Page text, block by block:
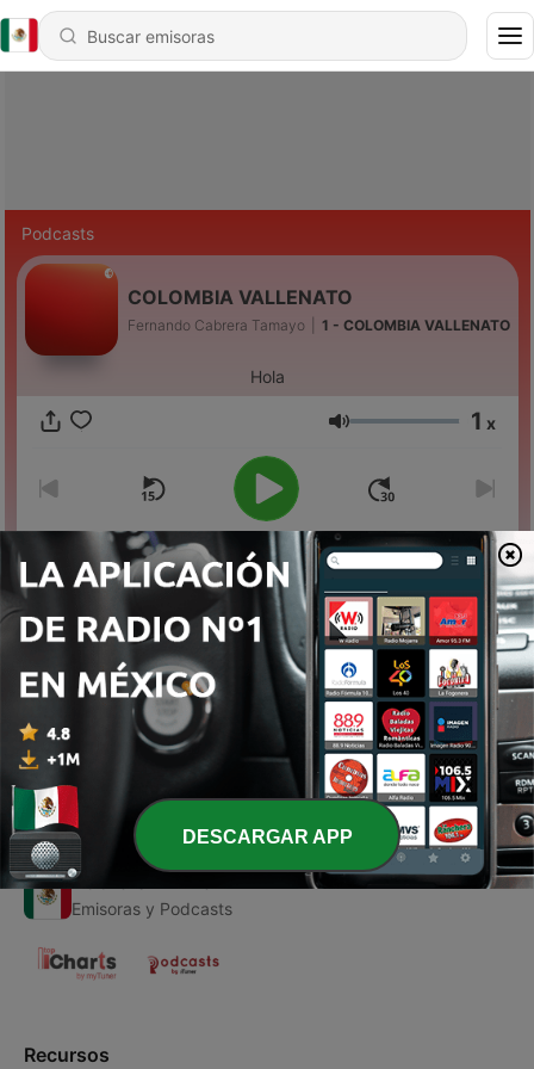
Podcasts
COLOMBIA VALLENATO
Fernando Cabrera Tamayo 1 - COLOMBIA VALLENATO
Hola
Volumen 1 x
00:00
Episodios
1 - COLOMBIA VALLENATO
21 oct. 2020
Radio en Vivo
Emisoras y Podcasts
Recursos
DESCARGAR APP